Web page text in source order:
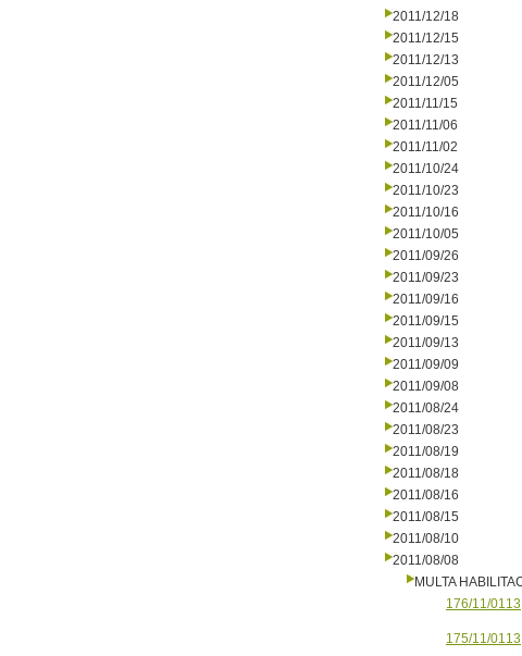
2011/12/18
2011/12/15
2011/12/13
2011/12/05
2011/11/15
2011/11/06
2011/11/02
2011/10/24
2011/10/23
2011/10/16
2011/10/05
2011/09/26
2011/09/23
2011/09/16
2011/09/15
2011/09/13
2011/09/09
2011/09/08
2011/08/24
2011/08/23
2011/08/19
2011/08/18
2011/08/16
2011/08/15
2011/08/10
2011/08/08
MULTA
176/11/0113
175/11/0113